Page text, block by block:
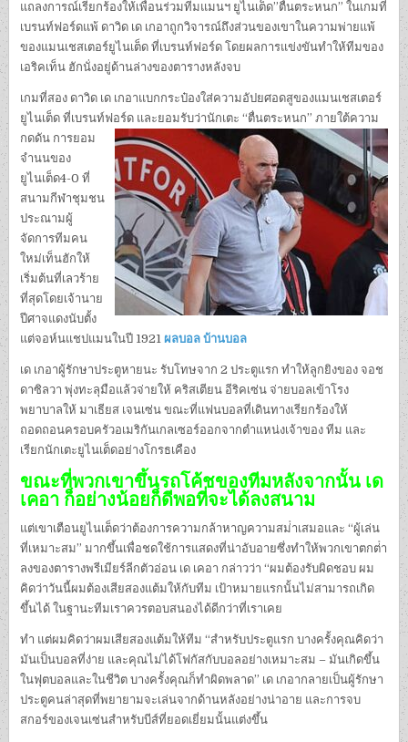
แถลงการณ์เรียกร้องให้เพื่อนร่วมทีมแมนฯ ยูไนเต็ด”ตื่นตระหนก” ในเกมที่
เบรนท์ฟอร์ดแพ้ ดาวิด เด เกอาถูกวิจารณ์ถึงส่วนของเขาในความพ่ายแพ้
ของแมนเชสเตอร์ยูไนเต็ด ที่เบรนท์ฟอร์ด โดยผลการแข่งขันทําให้ทีมของ
เอริคเท็น ฮักนั่งอยู่ด้านล่างของตารางหลังจบ
เกมที่สอง ดาวิด เด เกอาแบกกระป๋องใส่ความอัปยศอดสูของแมนเชสเตอร์
ยูไนเต็ด ที่เบรนท์ฟอร์ด และยอมรับว่านักเตะ “ตื่นตระหนก” ภายใต้ความ
กดดัน การยอม
จํานนของ
ยูไนเต็ด4-0 ที่
สนามกีฬาชุมชน
ประณามผู้
จัดการทีมคน
ใหม่เท็นฮักให้
เริ่มต้นที่เลวร้าย
ที่สุดโดยเจ้านาย
ปีศาจแดงนับตั้ง
แต่จอห์นแชปแมนในปี 1921ผลบอล บ้านบอล
เด เกอาผู้รักษาประตูหายนะ รับโทษจาก 2 ประตูแรก ทําให้ลูกยิงของ จอช
ดาซิลวา พุ่งทะลุมือแล้วจ่ายให้ คริสเตียน อีริคเซ่น จ่ายบอลเข้าโรง
พยาบาลให้ มาเธียส เจนเซ่น ขณะที่แฟนบอลที่เดินทางเรียกร้องให้
ถอดถอนครอบครัวอเมริกันเกลเซอร์ออกจากตําแหน่งเจ้าของ ทีม และ
เรียกนักเตะยูไนเต็ดอย่างโกรธเคือง
ขณะที่พวกเขาขึ้นรถโค้ชของทีมหลังจากนั้น เด
เคอา ก็อย่างน้อยก็ดีพอที่จะได้ลงสนาม
แต่เขาเตือนยูไนเต็ดว่าต้องการความกล้าหาญความสม่ําเสมอและ “ผู้เล่น
ที่เหมาะสม” มากขึ้นเพื่อชดใช้การแสดงที่น่าอับอายซึ่งทําให้พวกเขาตกต่ํา
ลงของตารางพรีเมียร์ลีกตัวอ่อน เด เคอา กล่าวว่า “ผมต้องรับผิดชอบ ผม
คิดว่าวันนี้ผมต้องเสียสองแต้มให้กับทีม เป้าหมายแรกนั้นไม่สามารถเกิด
ขึ้นได้ ในฐานะทีมเราควรตอบสนองได้ดีกว่าที่เราเคย
ทํา แต่ผมคิดว่าผมเสียสองแต้มให้ทีม “สําหรับประตูแรก บางครั้งคุณคิดว่า
มันเป็นบอลที่ง่าย และคุณไม่ได้โฟกัสกับบอลอย่างเหมาะสม – มันเกิดขึ้น
ในฟุตบอลและในชีวิต บางครั้งคุณก็ทําผิดพลาด” เด เกอากลายเป็นผู้รักษา
ประตูคนล่าสุดที่พยายามจะเล่นจากด้านหลังอย่างน่าอาย และการจบ
สกอร์ของเจนเซ่นสําหรับบีส์ที่ยอดเยี่ยมนั้นแต่งขึ้น